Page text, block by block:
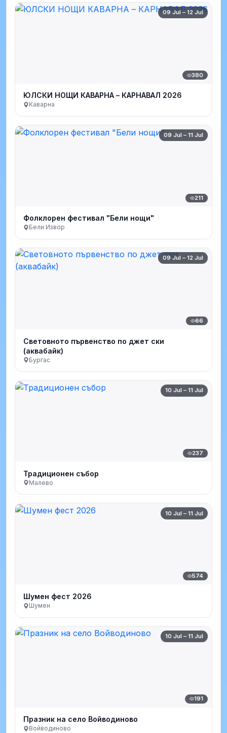
09 Jul – 12 Jul
380
ЮЛСКИ НОЩИ КАВАРНА – КАРНАВАЛ 2026
Каварна
09 Jul – 11 Jul
211
Фолклорен фестивал "Бели нощи"
Бели Извор
09 Jul – 12 Jul
66
Световното първенство по джет ски
(аквабайк)
Бургас
10 Jul – 11 Jul
237
Традиционен събор
Малево
10 Jul – 11 Jul
574
Шумен фест 2026
Шумен
10 Jul – 11 Jul
191
Празник на село Войводиново
Войводиново